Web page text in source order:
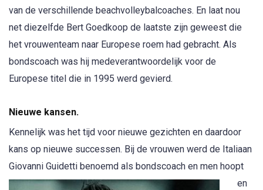
van de verschillende beachvolleybalcoaches. En laat nou
net diezelfde Bert Goedkoop de laatste zijn geweest die
het vrouwenteam naar Europese roem had gebracht. Als
bondscoach was hij medeverantwoordelijk voor de
Europese titel die in 1995 werd gevierd.
Nieuwe kansen.
Kennelijk was het tijd voor nieuwe gezichten en daardoor
kans op nieuwe successen. Bij de vrouwen werd de Italiaan
Giovanni Guidetti benoemd als bondscoach en men hoopt
en